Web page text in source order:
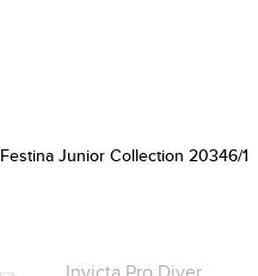
Festina Junior Collection 20346/1